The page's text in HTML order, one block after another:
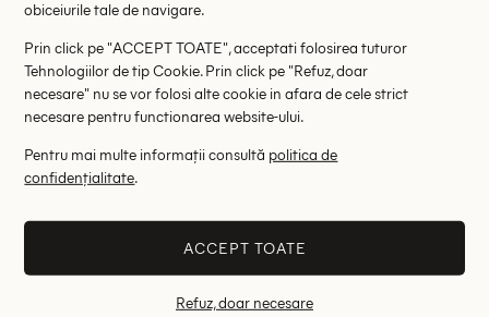
- 49% - 78%
obiceiurile tale de navigare.
Prin click pe "ACCEPT TOATE", acceptati folosirea tuturor
Tehnologiilor de tip Cookie. Prin click pe "Refuz, doar
necesare" nu se vor folosi alte cookie in afara de cele strict
necesare pentru functionarea website-ului.
Pentru mai multe informații consultă politica de
confidențialitate.
ACCEPT TOATE
Refuz, doar necesare